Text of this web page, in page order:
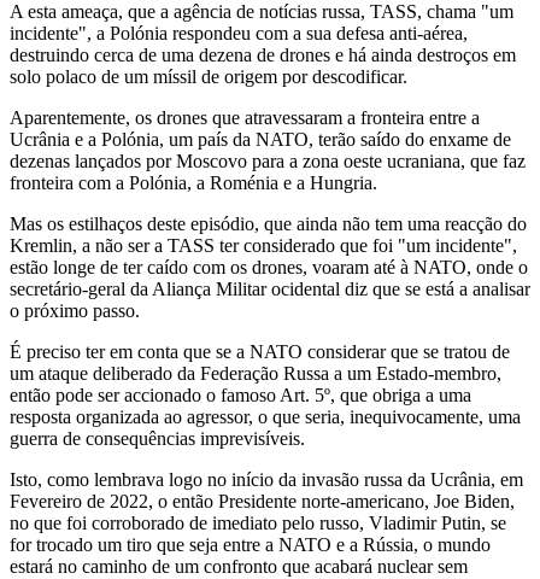
A esta ameaça, que a agência de notícias russa, TASS, chama "um
incidente", a Polónia respondeu com a sua defesa anti-aérea,
destruindo cerca de uma dezena de drones e há ainda destroços em
solo polaco de um míssil de origem por descodificar.
Aparentemente, os drones que atravessaram a fronteira entre a
Ucrânia e a Polónia, um país da NATO, terão saído do enxame de
dezenas lançados por Moscovo para a zona oeste ucraniana, que faz
fronteira com a Polónia, a Roménia e a Hungria.
Mas os estilhaços deste episódio, que ainda não tem uma reacção do
Kremlin, a não ser a TASS ter considerado que foi "um incidente",
estão longe de ter caído com os drones, voaram até à NATO, onde o
secretário-geral da Aliança Militar ocidental diz que se está a analisar
o próximo passo.
É preciso ter em conta que se a NATO considerar que se tratou de
um ataque deliberado da Federação Russa a um Estado-membro,
então pode ser accionado o famoso Art. 5º, que obriga a uma
resposta organizada ao agressor, o que seria, inequivocamente, uma
guerra de consequências imprevisíveis.
Isto, como lembrava logo no início da invasão russa da Ucrânia, em
Fevereiro de 2022, o então Presidente norte-americano, Joe Biden,
no que foi corroborado de imediato pelo russo, Vladimir Putin, se
for trocado um tiro que seja entre a NATO e a Rússia, o mundo
estará no caminho de um confronto que acabará nuclear sem